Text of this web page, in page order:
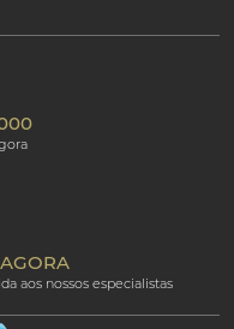
aos nossos especialistas